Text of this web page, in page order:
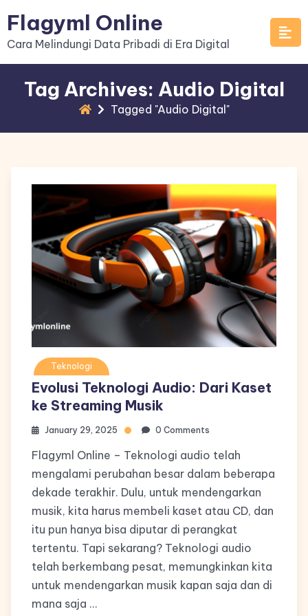
to
content
Flagyml Online
Cara Melindungi Data Pribadi di Era Digital
Tag Archives: Audio Digital
Tagged "Audio Digital"
Teknologi
Evolusi Teknologi Audio: Dari Kaset
ke Streaming Musik
January 29, 2025 0 Comments
Flagyml Online – Teknologi audio telah
mengalami perubahan besar dalam beberapa
dekade terakhir. Dulu, untuk mendengarkan
musik, kita harus membeli kaset atau CD, dan
itu pun hanya bisa diputar di perangkat
tertentu. Tapi sekarang? Teknologi audio
telah berkembang pesat, memungkinkan kita
untuk mendengarkan musik kapan saja dan di
mana saja …